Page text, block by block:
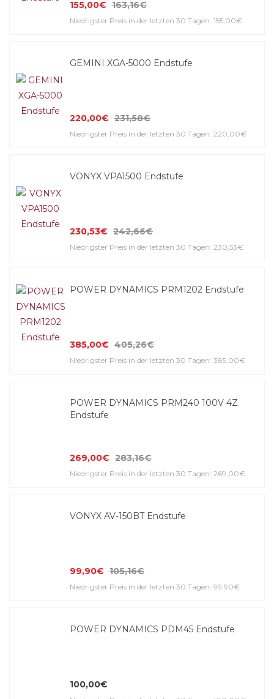
155,00€ 163,16€
Niedrigster Preis in der letzten 30 Tagen: 155,00€
GEMINI XGA-5000 Endstufe
220,00€ 231,58€
Niedrigster Preis in der letzten 30 Tagen: 220,00€
VONYX VPA1500 Endstufe
230,53€ 242,66€
Niedrigster Preis in der letzten 30 Tagen: 230,53€
POWER DYNAMICS PRM1202 Endstufe
385,00€ 405,26€
Niedrigster Preis in der letzten 30 Tagen: 385,00€
POWER DYNAMICS PRM240 100V 4Z
Endstufe
269,00€ 283,16€
Niedrigster Preis in der letzten 30 Tagen: 269,00€
VONYX AV-150BT Endstufe
99,90€ 105,16€
Niedrigster Preis in der letzten 30 Tagen: 99,90€
POWER DYNAMICS PDM45 Endstufe
100,00€